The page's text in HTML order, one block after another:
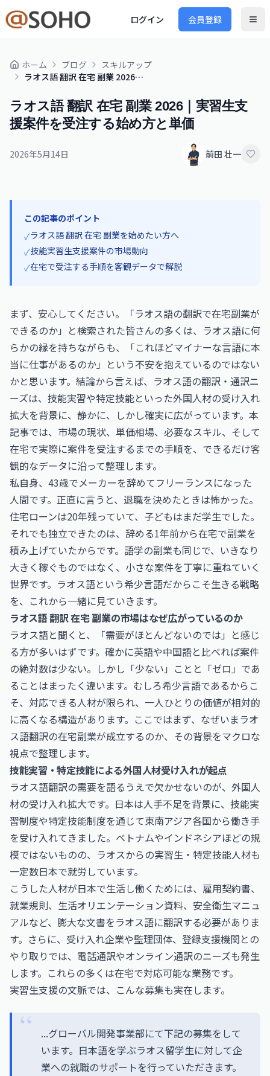
ログイン 会員登録
ホーム ブログ
スキルアップ
ラオス語 翻訳 在宅 副業 2026｜実習生支援案件を受注する始め方と単価
ラオス語 翻訳 在宅 副業 2026｜実習生支
援案件を受注する始め方と単価
2026年5月14日 前田 壮一
この記事のポイント
✓ラオス語 翻訳 在宅 副業を始めたい方へ
✓技能実習生支援案件の市場動向
✓在宅で受注する手順を客観データで解説
まず、安心してください。「ラオス語の翻訳で在宅副業が
できるのか」と検索された皆さんの多くは、ラオス語に何
らかの縁を持ちながらも、「これほどマイナーな言語に本
当に仕事があるのか」という不安を抱えているのではない
かと思います。結論から言えば、ラオス語の翻訳・通訳ニ
ーズは、技能実習や特定技能といった外国人材の受け入れ
拡大を背景に、静かに、しかし確実に広がっています。本
記事では、市場の現状、単価相場、必要なスキル、そして
在宅で実際に案件を受注するまでの手順を、できるだけ客
観的なデータに沿って整理します。
私自身、43歳でメーカーを辞めてフリーランスになった
人間です。正直に言うと、退職を決めたときは怖かった。
住宅ローンは20年残っていて、子どもはまだ学生でした。
それでも独立できたのは、辞める1年前から在宅で副業を
積み上げていたからです。語学の副業も同じで、いきなり
大きく稼ぐものではなく、小さな案件を丁寧に重ねていく
世界です。ラオス語という希少言語だからこそ生きる戦略
を、これから一緒に見ていきます。
ラオス語 翻訳 在宅 副業の市場はなぜ広がっているのか
ラオス語と聞くと、「需要がほとんどないのでは」と感じ
る方が多いはずです。確かに英語や中国語と比べれば案件
の絶対数は少ない。しかし「少ない」ことと「ゼロ」であ
ることはまったく違います。むしろ希少言語であるからこ
そ、対応できる人材が限られ、一人ひとりの価値が相対的
に高くなる構造があります。ここではまず、なぜいまラオ
ス語翻訳の在宅副業が成立するのか、その背景をマクロな
視点で整理します。
技能実習・特定技能による外国人材受け入れが起点
ラオス語翻訳の需要を語るうえで欠かせないのが、外国人
材の受け入れ拡大です。日本は人手不足を背景に、技能実
習制度や特定技能制度を通じて東南アジア各国から働き手
を受け入れてきました。ベトナムやインドネシアほどの規
模ではないものの、ラオスからの実習生・特定技能人材も
一定数日本で就労しています。
こうした人材が日本で生活し働くためには、雇用契約書、
就業規則、生活オリエンテーション資料、安全衛生マニュ
アルなど、膨大な文書をラオス語に翻訳する必要がありま
す。さらに、受け入れ企業や監理団体、登録支援機関との
やり取りでは、電話通訳やオンライン通訳のニーズも発生
します。これらの多くは在宅で対応可能な業務です。
実習生支援の文脈では、こんな募集も実在します。
...グローバル開発事業部にて下記の募集をして
います。日本語を学ぶラオス留学生に対して企
業への就職のサポートを行っていただきます。